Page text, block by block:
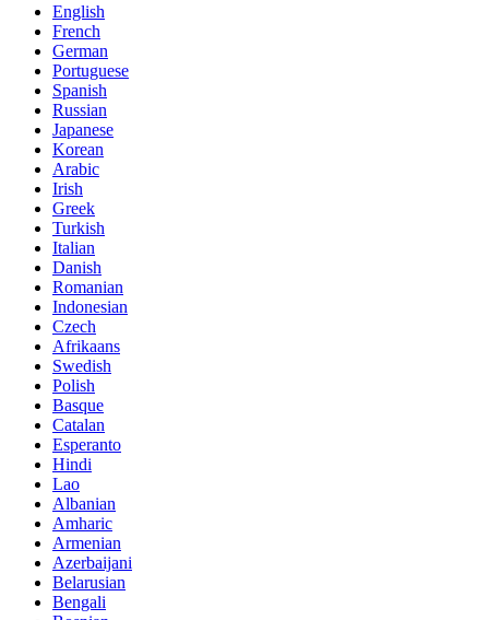
English
French
German
Portuguese
Spanish
Russian
Japanese
Korean
Arabic
Irish
Greek
Turkish
Italian
Danish
Romanian
Indonesian
Czech
Afrikaans
Swedish
Polish
Basque
Catalan
Esperanto
Hindi
Lao
Albanian
Amharic
Armenian
Azerbaijani
Belarusian
Bengali